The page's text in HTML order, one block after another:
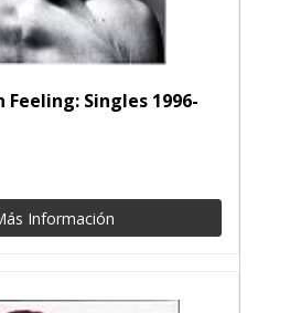
Feeling: Singles 1996-
Información